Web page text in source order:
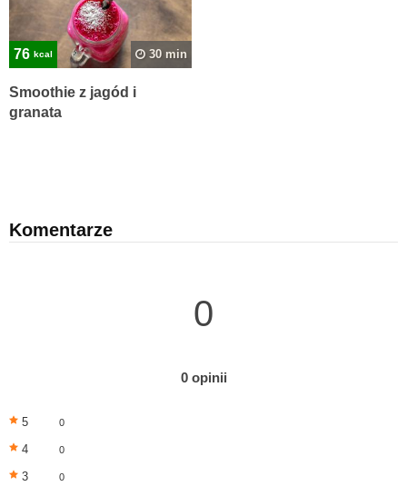
76 kcal 30 min
Smoothie z jagód i
granata
Komentarze
0
0 opinii
5 0
4 0
3 0